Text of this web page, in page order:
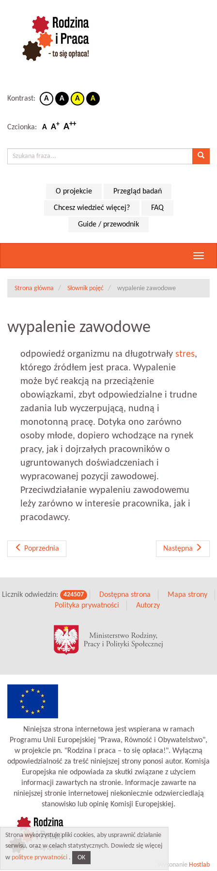
Kontrast: A A A A
Czcionka: A A+ A++
O projekcie Przegląd badań
Chcesz wiedzieć więcej? FAQ
Guide / przewodnik
Strona główna Słownik pojęć wypalenie zawodowe
wypalenie zawodowe
odpowiedź organizmu na długotrwały stres,
którego źródłem jest praca. Wypalenie
może być reakcją na przeciążenie
obowiązkami, zbyt odpowiedzialne i trudne
zadania lub wyczerpującą, nudną i
monotonną pracę. Dotyka ono zarówno
osoby młode, dopiero wchodzące na rynek
pracy, jak i dojrzałych pracowników o
ugruntowanych doświadczeniach i
wypracowanej pozycji zawodowej.
Przeciwdziałanie wypaleniu zawodowemu
leży zarówno w interesie pracownika, jak i
pracodawcy.
Poprzednia Następna
Licznik odwiedzin: 424507 Dostępna strona
Mapa strony
Polityka prywatności
Autorzy
Niniejsza strona internetowa jest wspierana w ramach
Programu Unii Europejskiej "Prawa, Równość i Obywatelstwo",
w projekcie pn. "Rodzina i praca – to się opłaca!". Wyłączną
odpowiedzialność za treść niniejszej strony ponosi autor. Komisja
Europejska nie odpowiada za skutki związane z użyciem
informacji zawartych na stronie. Informacje zawarte na
niniejszej stronie internetowej niekoniecznie odzwierciedlają
stanowisko lub opinię Komisji Europejskiej.
Wykonanie Hostlab
Strona wykorzystuje pliki cookies, aby usprawnić działanie
serwisu, oraz w celach statystycznych. Dowiedz się więcej
w polityce prywatności . OK